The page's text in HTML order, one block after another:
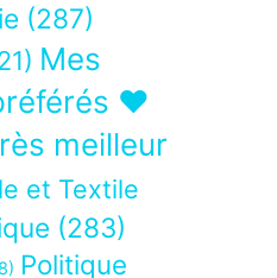
(287)
Mes
❤
meilleur
et Textile
(283)
Politique